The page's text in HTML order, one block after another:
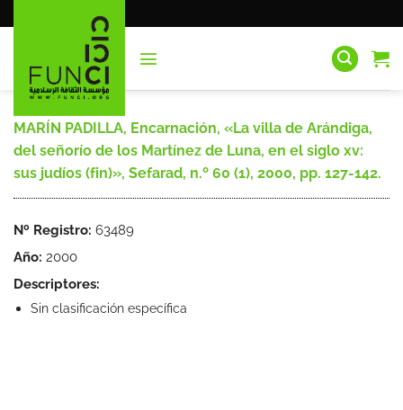
al
MARÍN PADILLA, Encarnación, «La villa de Arándiga,
del señorío de los Martínez de Luna, en el siglo xv:
sus judíos (fin)», Sefarad, n.º 60 (1), 2000, pp. 127-142.
Nº Registro: 63489
Año: 2000
Descriptores:
Sin clasificación específica